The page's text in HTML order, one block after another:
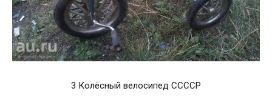
3 Колёсный велосипед ССССР